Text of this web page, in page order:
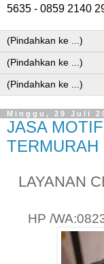
5635 - 0859 2140
Minggu, 29 Juli
JASA
LAYANAN
HP /